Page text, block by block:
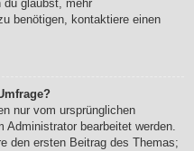
du glaubst, mehr
benötigen, kontaktiere einen
nur vom ursprünglichen
Administrator bearbeitet werden.
den ersten Beitrag des Themas;